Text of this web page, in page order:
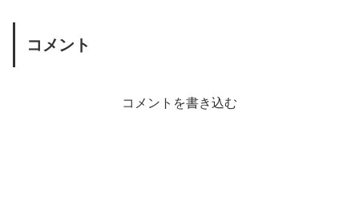
コメント
コメントを書き込む